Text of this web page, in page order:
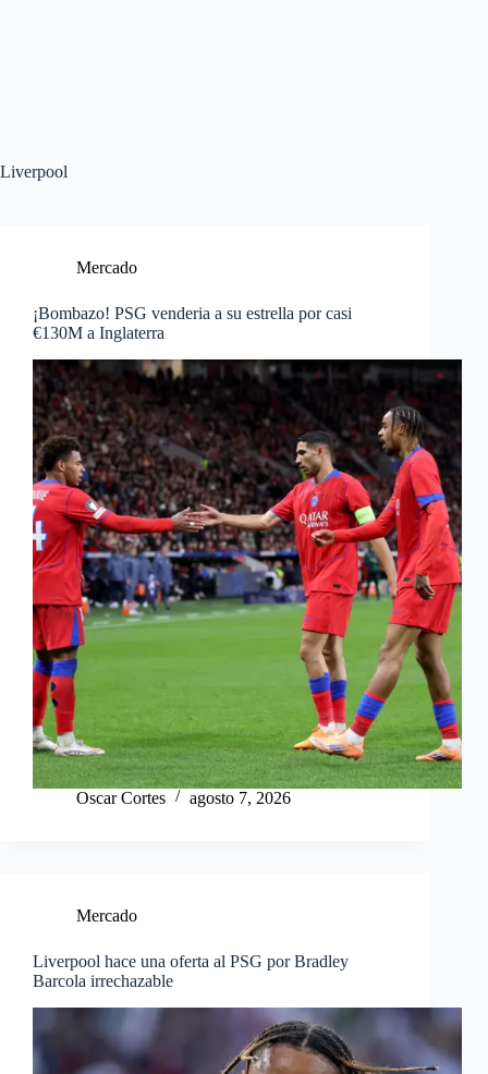
Liverpool
Mercado
¡Bombazo! PSG venderia a su estrella por casi
€130M a Inglaterra
Oscar Cortes agosto 7, 2026
Mercado
Liverpool hace una oferta al PSG por Bradley
Barcola irrechazable